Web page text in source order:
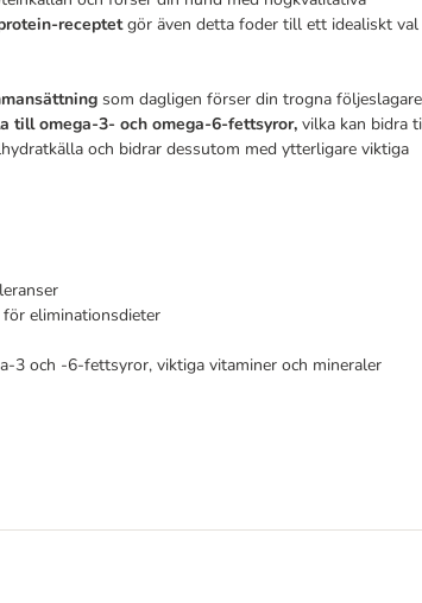
receptetgör även detta foder till ett idealiskt val
som dagligen förser din trogna följeslagare
till omega-3- och omega-6-fettsyror, vilka kan bidra
och bidrar dessutom med ytterligare viktiga
eliminationsdieter
3 och -6-fettsyror, viktiga vitaminer och mineraler